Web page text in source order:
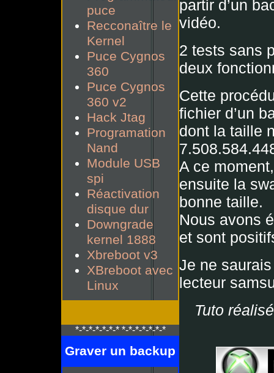
puce
Recconaître le
Kernel
Puce Cygnos
360
Puce Cygnos
360 v2
Hack Jtag
Programation
Nand
Module USB
spi
Réactivation
disque dur
Downgrade
kernel 1888
Xbreboot v3
XBreboot avec
Linux
*-*-*-*-*-*-* *-*-*-*-*-*-*
Graver un backup
partir d’un
vidéo.
2 tests sans
deux
Cette
fichier d’un
dont la taille
A ce
ensuite la
bonne taille.
Nous avons
et sont
Je ne
lecteur
Tuto